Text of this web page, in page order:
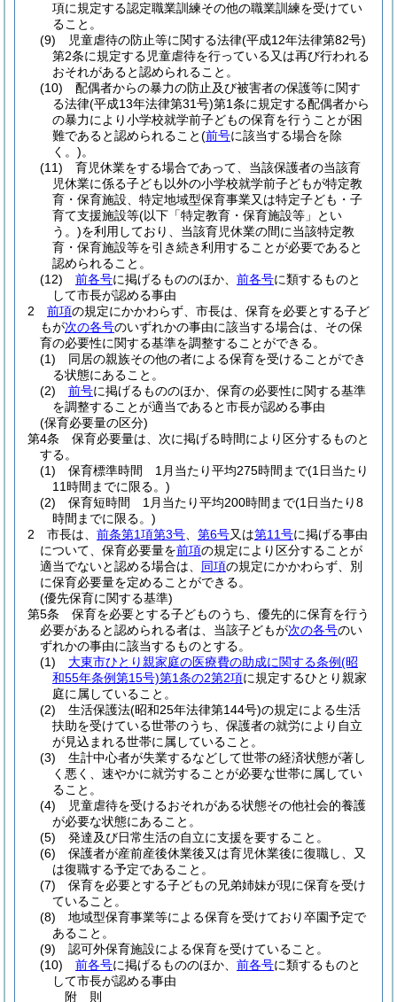
項に規定する認定職業訓練その他の職業訓練を受けてい
ること。
(9)
児童虐待の防止等に関する法律(平成12年法律第82号)
第2条に規定する児童虐待を行っている又は再び行われる
おそれがあると認められること。
(10)
配偶者からの暴力の防止及び被害者の保護等に関す
る法律(平成13年法律第31号)第1条に規定する配偶者から
の暴力により小学校就学前子どもの保育を行うことが困
難であると認められること(前号に該当する場合を除
く。)。
(11)
育児休業をする場合であって、当該保護者の当該育
児休業に係る子ども以外の小学校就学前子どもが特定教
育・保育施設、特定地域型保育事業又は特定子ども・子
育て支援施設等(以下「特定教育・保育施設等」とい
う。)を利用しており、当該育児休業の間に当該特定教
育・保育施設等を引き続き利用することが必要であると
認められること。
(12)
前各号に掲げるもののほか、 前各号に類するものと
して市長が認める事由
2
前項の規定にかかわらず、市長は、保育を必要とする子ど
もが次の各号のいずれかの事由に該当する場合は、その保
育の必要性に関する基準を調整することができる。
(1)
同居の親族その他の者による保育を受けることができ
る状態にあること。
(2)
前号に掲げるもののほか、保育の必要性に関する基準
を調整することが適当であると市長が認める事由
(保育必要量の区分)
第4条
保育必要量は、次に掲げる時間により区分するものと
する。
(1)
保育標準時間 1月当たり平均275時間まで(1日当たり
11時間までに限る。)
(2)
保育短時間 1月当たり平均200時間まで(1日当たり8
時間までに限る。)
2
市長は、 前条第1項第3号 第6号又は第11号に掲げる事由
について、保育必要量を前項の規定により区分することが
適当でないと認める場合は、 同項の規定にかかわらず、別
に保育必要量を定めることができる。
(優先保育に関する基準)
第5条
保育を必要とする子どものうち、優先的に保育を行う
必要があると認められる者は、当該子どもが次の各号のい
ずれかの事由に該当するものとする。
(1)
大東市ひとり親家庭の医療費の助成に関する条例(昭
和55年条例第15号)第1条の2第2項に規定するひとり親家
庭に属していること。
(2)
生活保護法(昭和25年法律第144号)の規定による生活
扶助を受けている世帯のうち、保護者の就労により自立
が見込まれる世帯に属していること。
(3)
生計中心者が失業するなどして世帯の経済状態が著し
く悪く、速やかに就労することが必要な世帯に属してい
ること。
(4)
児童虐待を受けるおそれがある状態その他社会的養護
が必要な状態にあること。
(5)
発達及び日常生活の自立に支援を要すること。
(6)
保護者が産前産後休業後又は育児休業後に復職し、又
は復職する予定であること。
(7)
保育を必要とする子どもの兄弟姉妹が現に保育を受け
ていること。
(8)
地域型保育事業等による保育を受けており卒園予定で
あること。
(9)
認可外保育施設による保育を受けていること。
(10)
前各号に掲げるもののほか、 前各号に類するものと
して市長が認める事由
附 則